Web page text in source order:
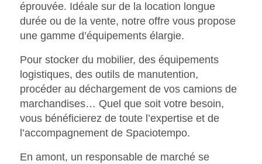
éprouvée. Idéale sur de la location longue
durée ou de la vente, notre offre vous propose
une gamme d’équipements élargie.
Pour stocker du mobilier, des équipements
logistiques, des outils de manutention,
procéder au déchargement de vos camions de
marchandises… Quel que soit votre besoin,
vous bénéficierez de toute l’expertise et de
l’accompagnement de Spaciotempo.
En amont, un responsable de marché se